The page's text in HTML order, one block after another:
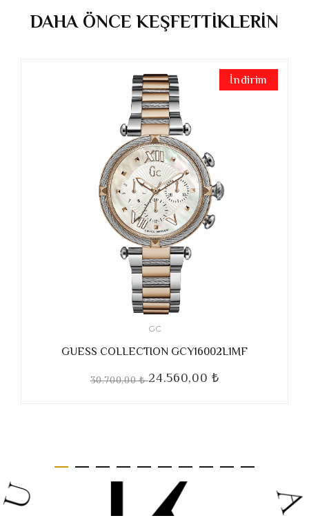
DAHA ÖNCE KEŞFETTİKLERİN
İndirim
GC
GUESS COLLECTION GCY16002L1MF
30.700,00 ₺24.560,00 ₺